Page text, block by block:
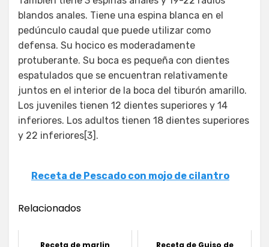
blandos anales. Tiene una espina blanca en el
pedúnculo caudal que puede utilizar como
defensa. Su hocico es moderadamente
protuberante. Su boca es pequeña con dientes
espatulados que se encuentran relativamente
juntos en el interior de la boca del tiburón amarillo.
Los juveniles tienen 12 dientes superiores y 14
inferiores. Los adultos tienen 18 dientes superiores
y 22 inferiores[3].
Receta de Pescado con mojo de cilantro
Relacionados